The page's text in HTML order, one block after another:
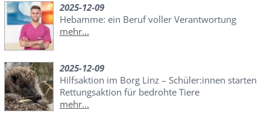
2025-12-09
Hebamme: ein Beruf voller Verantwortung
mehr...
2025-12-09
Hilfsaktion im Borg Linz – Schüler:innen starten
Rettungsaktion für bedrohte Tiere
mehr...